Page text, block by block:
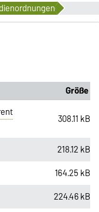
Größe
308.11 kB
218.12 kB
164.25 kB
224.46 kB